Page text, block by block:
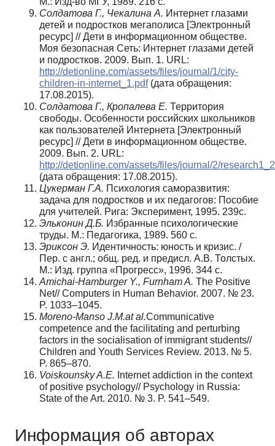
Солдатова Г., Чекалина А. Интернет глазами
детей и подростков мегаполиса [Электронный
ресурс] // Дети в информационном обществе.
Моя безопасная Сеть: Интернет глазами детей
и подростков. 2009. Вып. 1. URL:
http://detionline.com/assets/files/journal/1/city-
children-in-internet_1.pdf(дата обращения:
17.08.2015).
Солдатова Г., Кропалева Е. Территория
свободы. Особенности российских школьников
как пользователей Интернета [Электронный
ресурс] // Дети в информационном обществе.
2009. Вып. 2. URL:
http://detionline.com/assets/files/journal/2/
(дата обращения: 17.08.2015).
Цукерман Г.А. Психология саморазвития:
задача для подростков и их педагогов: Пособие
для учителей. Рига: Эксперимент, 1995. 239с.
Эльконин Д.Б. Избранные психологические
труды. М.: Педагогика, 1989. 560 с.
Эриксон Э. Идентичность: юность и кризис. /
Пер. с англ.; общ. ред. и предисл. А.В. Толстых.
М.: Изд. группа «Прогресс», 1996. 344 с.
Amichai-Hamburger Y., Furnham A. The Positive
Net// Computers in Human Behavior. 2007. № 23.
P. 1033–1045.
Moreno-Manso J.M.at al.Communicative
competence and the facilitating and perturbing
factors in the socialisation of immigrant students//
Children and Youth Services Review. 2013. № 5.
P. 865–870.
Voiskounsky A.E. Internet addiction in the context
of positive psychology// Psychology in Russia:
State of the Art. 2010. № 3. P. 541–549.
Информация об авторах